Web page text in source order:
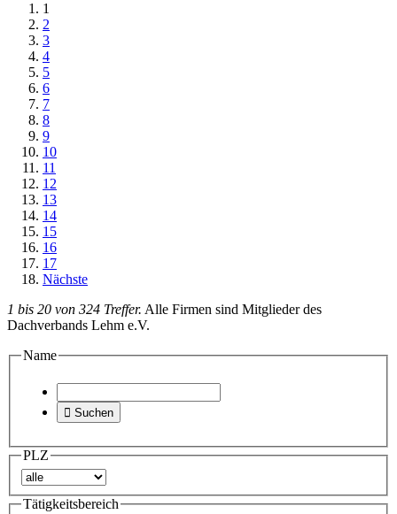
1
2
3
4
5
6
7
8
9
10
11
12
13
14
15
16
17
Nächste
1 bis 20 von 324 Treffer. Alle Firmen sind Mitglieder des
Dachverbands Lehm e.V.
Name
 Suchen
PLZ
Tätigkeitsbereich